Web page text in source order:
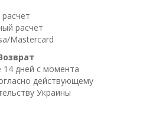
расчет
Mastercard
14 дней с момента
действующему
Украины